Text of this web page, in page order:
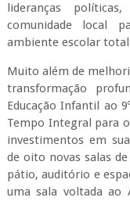
lideranças
comunidade local
ambiente escolar
Muito além de
transformação
Educação Infantil ao
Tempo Integral para
investimentos em
de oito novas salas
pátio, auditório e
uma sala voltada ao